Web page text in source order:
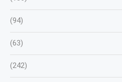
(94)
(63)
(242)